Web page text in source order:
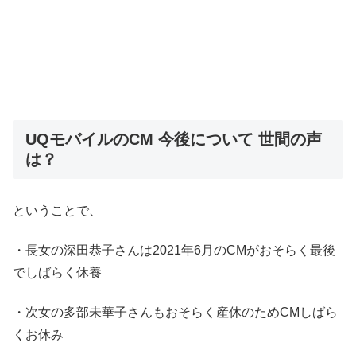
UQモバイルのCM 今後について 世間の声
は？
ということで、
・長女の深田恭子さんは2021年6月のCMがおそらく最後
でしばらく休養
・次女の多部未華子さんもおそらく産休のためCMしばら
くお休み